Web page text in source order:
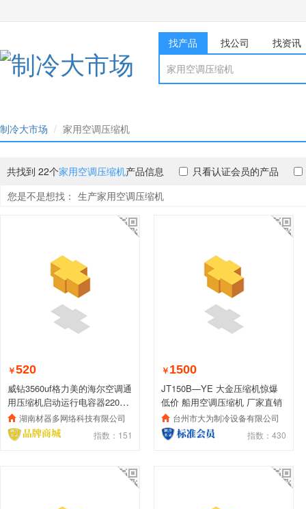
找产品 找公司 找资讯
制冷大市场 家用空调压缩机
共找到 22个家用空调压缩机产品信息
只看认证会员的产品
您是不是想找： 生产家用空调压缩机
￥520
威钻3560uf格力美的海尔空调通
用压缩机启动运行电容器220V
家用湖南材器多网络科技有限公司
指数：151
￥ 1500
JT150B—YE 大金压缩机惊爆
低价 船用空调压缩机 厂家直销
台州市大为制冷设备有限公司
指数：430